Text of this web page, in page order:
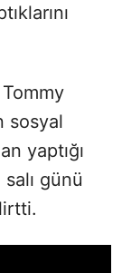
Tommy
sosyal
yaptığı
günü